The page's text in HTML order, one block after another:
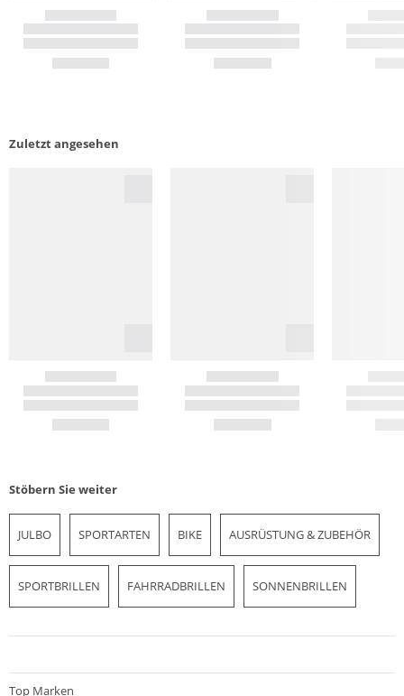
Zuletzt angesehen
Stöbern Sie weiter
JULBO SPORTARTEN BIKE AUSRÜSTUNG & ZUBEHÖR
SPORTBRILLEN FAHRRADBRILLEN SONNENBRILLEN
Top Marken